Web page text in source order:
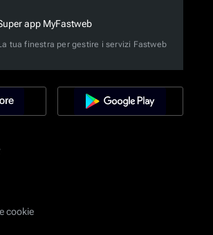
app MyFastweb
tua finestra per gestire i servizi Fastweb
cookie